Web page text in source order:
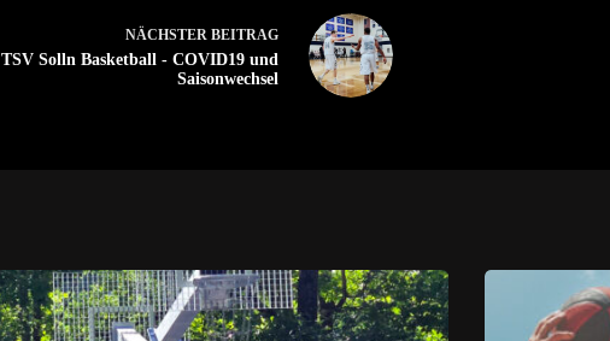
NÄCHSTER BEITRAG
TSV Solln Basketball - COVID19 und
Saisonwechsel